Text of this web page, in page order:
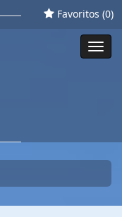
Favoritos (0)